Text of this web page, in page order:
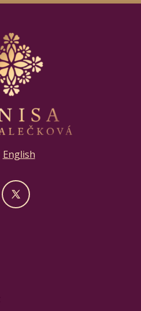
English